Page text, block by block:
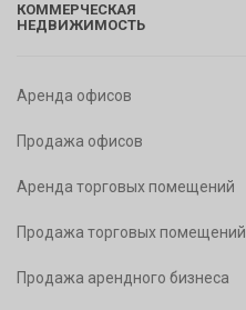
КОММЕРЧЕСКАЯ
НЕДВИЖИМОСТЬ
Аренда офисов
Продажа офисов
Аренда торговых помещений
Продажа торговых помещений
Продажа арендного бизнеса